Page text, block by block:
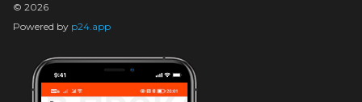
© 2026
Powered by p24.app